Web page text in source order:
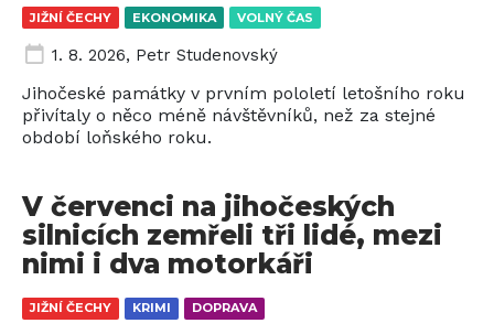
JIŽNÍ ČECHY EKONOMIKA VOLNÝ ČAS
1. 8. 2026, Petr Studenovský
Jihočeské památky v prvním pololetí letošního roku
přivítaly o něco méně návštěvníků, než za stejné
období loňského roku.
JIŽNÍ ČECHY KRIMI DOPRAVA
V červenci na jihočeských
silnicích zemřeli tři lidé, mezi
nimi i dva motorkáři